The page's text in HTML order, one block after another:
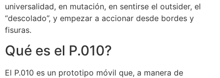
universalidad, en mutación, en sentirse el outsider, el
“descolado”, y empezar a accionar desde bordes y
fisuras.
Qué es el P.010?
El P.010 es un prototipo móvil que, a manera de